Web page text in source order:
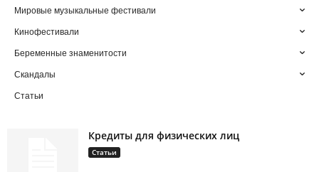
Мировые музыкальные фестивали
Кинофестивали
Беременные знаменитости
Скандалы
Статьи
Кредиты для физических лиц
Статьи